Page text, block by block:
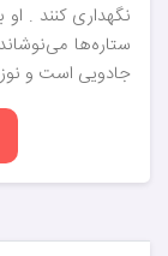
نگهداری کنند . او
ستاره‌ها
جادویی است و